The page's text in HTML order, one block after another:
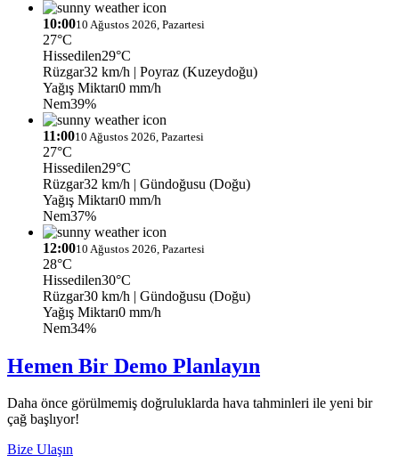
10:0010 Ağustos 2026, Pazartesi
27°C
Hissedilen29°C
Rüzgar32 km/h | Poyraz (Kuzeydoğu)
Yağış Miktarı0 mm/h
Nem39%
11:0010 Ağustos 2026, Pazartesi
27°C
Hissedilen29°C
Rüzgar32 km/h | Gündoğusu (Doğu)
Yağış Miktarı0 mm/h
Nem37%
12:0010 Ağustos 2026, Pazartesi
28°C
Hissedilen30°C
Rüzgar30 km/h | Gündoğusu (Doğu)
Yağış Miktarı0 mm/h
Nem34%
Hemen Bir Demo Planlayın
Daha önce görülmemiş doğruluklarda hava tahminleri ile yeni bir
çağ başlıyor!
Bize Ulaşın